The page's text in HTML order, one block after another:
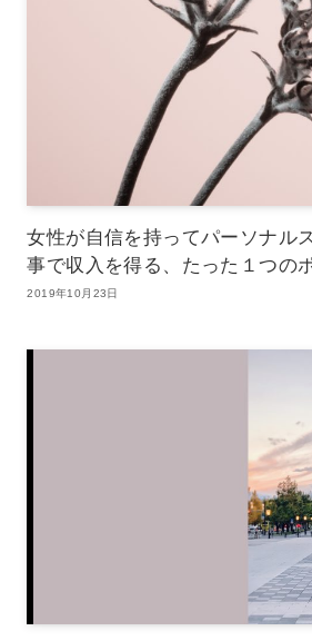
女性が自信を持ってパーソナル
事で収入を得る、たった１つの
2019年10月23日